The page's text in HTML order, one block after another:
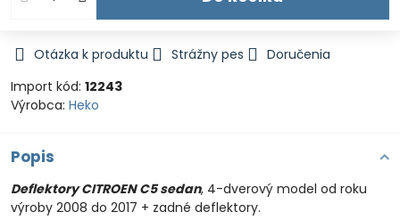
Otázka k produktu Strážny pes
Doručenia
Import kód: 12243
Výrobca: Heko
Popis
Deflektory CITROEN C5 sedan, 4-dverový model od roku
výroby 2008 do 2017 + zadné deflektory.